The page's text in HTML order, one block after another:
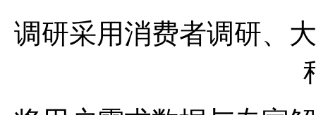
调研采用消费者调研、